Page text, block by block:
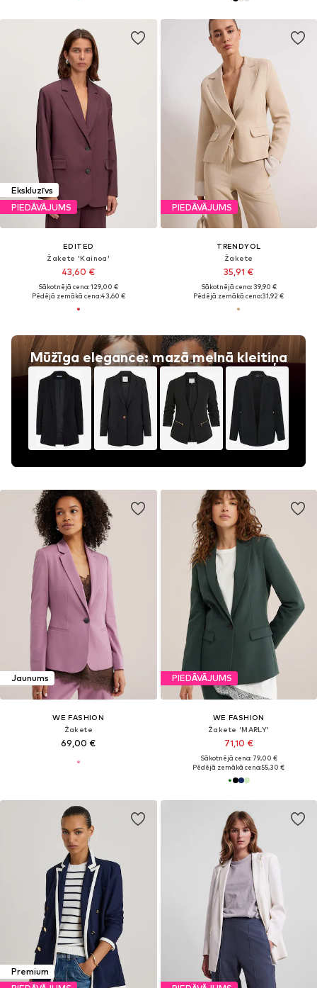
Ekskluzīvs
PIEDĀVĀJUMS
EDITED
Žakete 'Kainoa'
43,60 €
Sākotnējā cena: 129,00 €
Pēdējā zemākā cena:43,60 €
Mūžīga elegance: mazā melnā kleitiņa
PIEDĀVĀJUMS
TRENDYOL
Žakete
35,91 €
Sākotnējā cena: 39,90 €
Pēdējā zemākā cena:31,92 €
Jaunums
WE FASHION
Žakete
69,00 €
PIEDĀVĀJUMS
WE FASHION
Žakete 'MARLY'
71,10 €
Sākotnējā cena: 79,00 €
Pēdējā zemākā cena:55,30 €
Premium